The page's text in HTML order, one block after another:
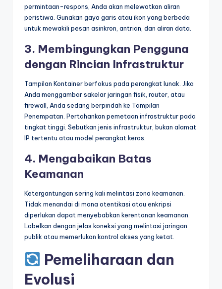
permintaan-respons, Anda akan melewatkan aliran
peristiwa. Gunakan gaya garis atau ikon yang berbeda
untuk mewakili pesan asinkron, antrian, dan aliran data.
3. Membingungkan Pengguna
dengan Rincian Infrastruktur
Tampilan Kontainer berfokus pada perangkat lunak. Jika
Anda menggambar sakelar jaringan fisik, router, atau
firewall, Anda sedang berpindah ke Tampilan
Penempatan. Pertahankan pemetaan infrastruktur pada
tingkat tinggi. Sebutkan jenis infrastruktur, bukan alamat
IP tertentu atau model perangkat keras.
4. Mengabaikan Batas
Keamanan
Ketergantungan sering kali melintasi zona keamanan.
Tidak menandai di mana otentikasi atau enkripsi
diperlukan dapat menyebabkan kerentanan keamanan.
Labelkan dengan jelas koneksi yang melintasi jaringan
publik atau memerlukan kontrol akses yang ketat.
Pemeliharaan dan
Evolusi